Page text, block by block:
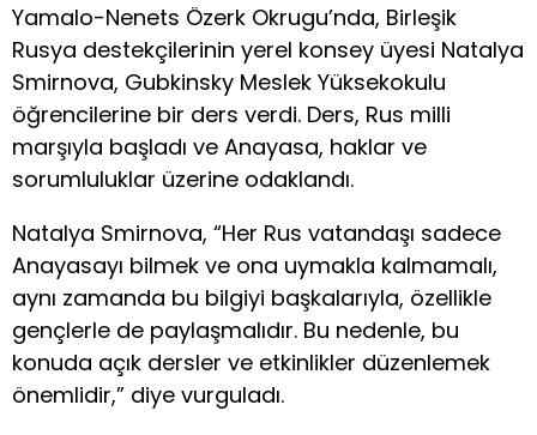
Yamalo-Nenets Özerk Okrugu’nda, Birleşik
Rusya destekçilerinin yerel konsey üyesi Natalya
Smirnova, Gubkinsky Meslek Yüksekokulu
öğrencilerine bir ders verdi. Ders, Rus milli
marşıyla başladı ve Anayasa, haklar ve
sorumluluklar üzerine odaklandı.
Natalya Smirnova, “Her Rus vatandaşı sadece
Anayasayı bilmek ve ona uymakla kalmamalı,
aynı zamanda bu bilgiyi başkalarıyla, özellikle
gençlerle de paylaşmalıdır. Bu nedenle, bu
konuda açık dersler ve etkinlikler düzenlemek
önemlidir,” diye vurguladı.